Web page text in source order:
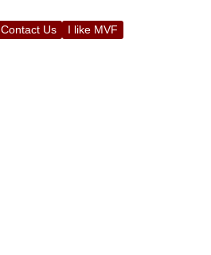
Contact Us I like MVF